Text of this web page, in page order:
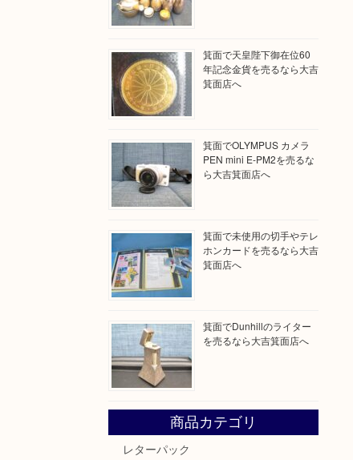
箕面で天皇陛下御在位60
年記念金貨を売るなら大吉
箕面店へ
箕面でOLYMPUS カメラ
PEN mini E-PM2を売るな
ら大吉箕面店へ
箕面で未使用の切手やテレ
ホンカードを売るなら大吉
箕面店へ
箕面でDunhillのライター
を売るなら大吉箕面店へ
商品カテゴリ
レターパック